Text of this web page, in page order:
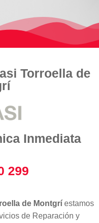
Torroella de
Inmediata
299
de Montgrí estamos
de Reparación y